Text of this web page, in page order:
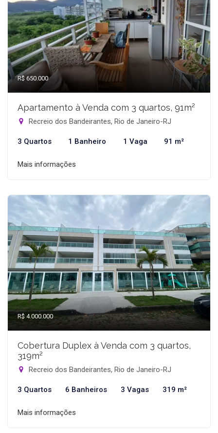
R$ 650.000
Apartamento à Venda com 3 quartos, 91m²
Recreio dos Bandeirantes, Rio de Janeiro-RJ
3 Quartos 1 Banheiro 1 Vaga 91 m²
Mais informações
R$ 4.000.000
Cobertura Duplex à Venda com 3 quartos,
319m²
Recreio dos Bandeirantes, Rio de Janeiro-RJ
3 Quartos 6 Banheiros 3 Vagas 319 m²
Mais informações